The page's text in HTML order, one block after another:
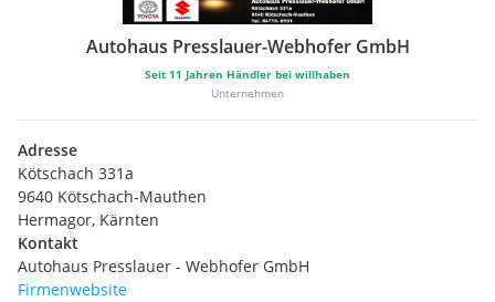
Autohaus Presslauer-Webhofer GmbH
Seit 11 Jahren Händler bei willhaben
Unternehmen
Adresse
Kötschach 331a
9640 Kötschach-Mauthen
Hermagor, Kärnten
Kontakt
Autohaus Presslauer - Webhofer GmbH
Firmenwebsite